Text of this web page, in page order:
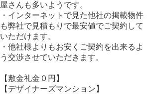
屋さんも多いようです。
・インターネットで見た他社の掲載物件
も弊社で見積もりで最安値でご契約して
いただけます。
・他社様よりもお安くご契約を出来るよ
う交渉させていただきます。
【敷金礼金０円】
【デザイナーズマンション】